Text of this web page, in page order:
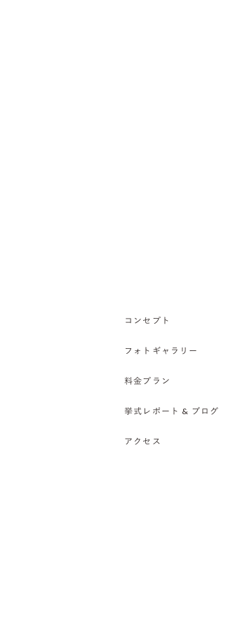
コンセプト
フォトギャラリー
料金プラン
挙式レポート & ブログ
アクセス